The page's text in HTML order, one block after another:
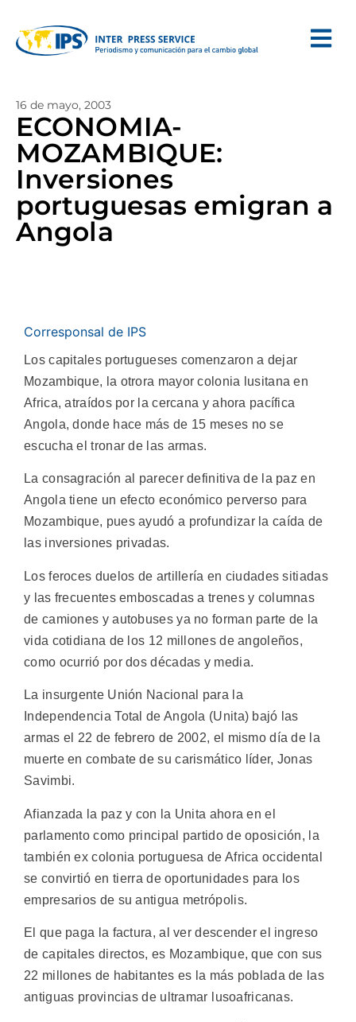
16 de mayo, 2003
ECONOMIA-
MOZAMBIQUE:
Inversiones
portuguesas emigran a
Angola
Corresponsal de IPS
Los capitales portugueses comenzaron a dejar
Mozambique, la otrora mayor colonia lusitana en
Africa, atraídos por la cercana y ahora pacífica
Angola, donde hace más de 15 meses no se
escucha el tronar de las armas.
La consagración al parecer definitiva de la paz en
Angola tiene un efecto económico perverso para
Mozambique, pues ayudó a profundizar la caída de
las inversiones privadas.
Los feroces duelos de artillería en ciudades sitiadas
y las frecuentes emboscadas a trenes y columnas
de camiones y autobuses ya no forman parte de la
vida cotidiana de los 12 millones de angoleños,
como ocurrió por dos décadas y media.
La insurgente Unión Nacional para la
Independencia Total de Angola (Unita) bajó las
armas el 22 de febrero de 2002, el mismo día de la
muerte en combate de su carismático líder, Jonas
Savimbi.
Afianzada la paz y con la Unita ahora en el
parlamento como principal partido de oposición, la
también ex colonia portuguesa de Africa occidental
se convirtió en tierra de oportunidades para los
empresarios de su antigua metrópolis.
El que paga la factura, al ver descender el ingreso
de capitales directos, es Mozambique, que con sus
22 millones de habitantes es la más poblada de las
antiguas provincias de ultramar lusoafricanas.